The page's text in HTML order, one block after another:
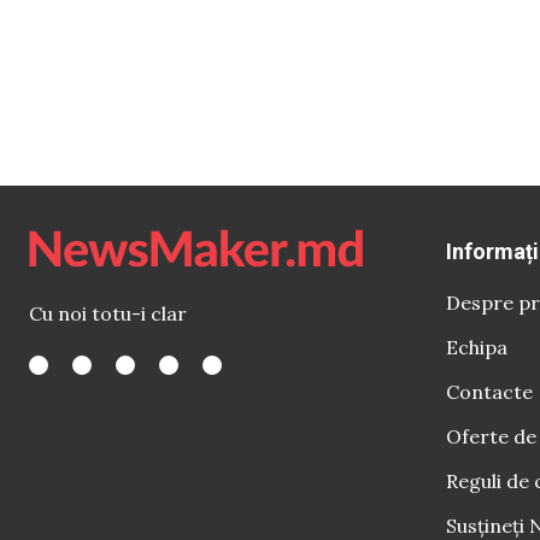
Cu noi totu-i clar
Despre
Echipa
Contacte
Oferte
Reguli de
Susțineți